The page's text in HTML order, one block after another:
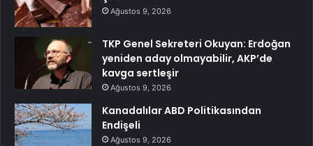
Ağustos 9, 2026
TKP Genel Sekreteri Okuyan: Erdoğan
yeniden aday olmayabilir, AKP’de
kavga sertleşir
Ağustos 9, 2026
Kanadalılar ABD Politikasından
Endişeli
Ağustos 9, 2026